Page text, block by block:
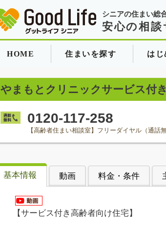
シニアの住まい総
安心の相談
HOME 住まいを探す は
やまもとクリニックサービス付
0120-117-258
【高齢者住まい相談室】フリーダイヤル（通話無
基本情報 動画 料金・条件
【サービス付き高齢者向け住宅】